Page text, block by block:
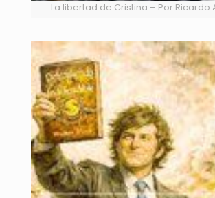
La libertad de Cristina – Por Ricardo